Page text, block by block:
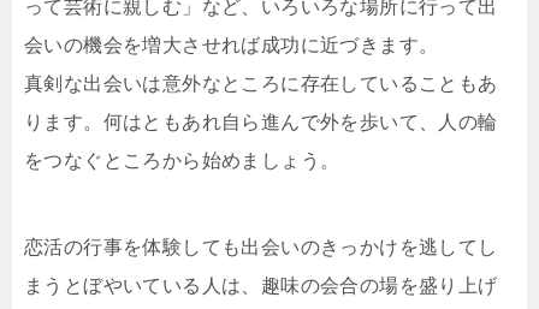
って芸術に親しむ」など、いろいろな場所に行って出
会いの機会を増大させれば成功に近づきます。
真剣な出会いは意外なところに存在していることもあ
ります。何はともあれ自ら進んで外を歩いて、人の輪
をつなぐところから始めましょう。
恋活の行事を体験しても出会いのきっかけを逃してし
まうとぼやいている人は、趣味の会合の場を盛り上げ